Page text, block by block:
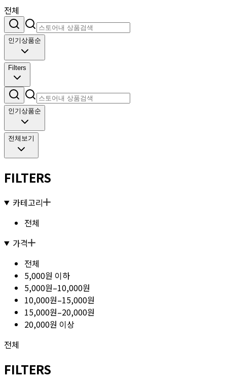
전체
인기상품순
Filters
인기상품순
전체보기
FILTERS
카테고리
전체
가격
전체
5,000원 이하
5,000원–10,000원
10,000원–15,000원
15,000원–20,000원
20,000원 이상
전체
FILTERS